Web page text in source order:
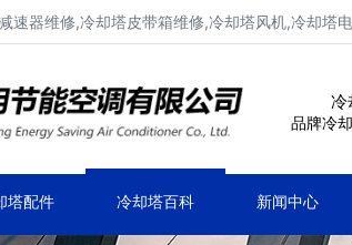
速器维修,冷却塔皮带箱维修,冷却塔风机,冷却塔
冷
品牌冷
塔配件 冷却塔百科 新闻中心